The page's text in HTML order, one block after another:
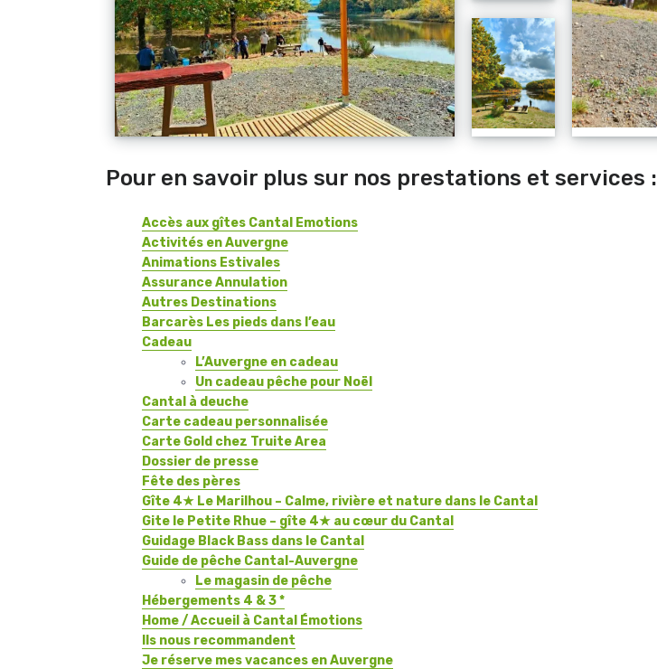
Pour en savoir plus sur nos prestations et services :
Accès aux gîtes Cantal Emotions
Activités en Auvergne
Animations Estivales
Assurance Annulation
Autres Destinations
Barcarès Les pieds dans l’eau
Cadeau
L’Auvergne en cadeau
Un cadeau pêche pour Noël
Cantal à deuche
Carte cadeau personnalisée
Carte Gold chez Truite Area
Dossier de presse
Fête des pères
Gîte 4★ Le Marilhou – Calme, rivière et nature dans le Cantal
Gite le Petite Rhue – gîte 4★ au cœur du Cantal
Guidage Black Bass dans le Cantal
Guide de pêche Cantal-Auvergne
Le magasin de pêche
Hébergements 4 & 3 *
Home / Accueil à Cantal Émotions
Ils nous recommandent
Je réserve mes vacances en Auvergne